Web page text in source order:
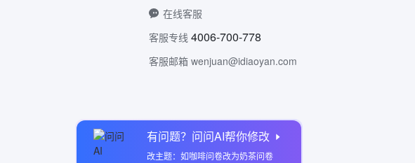
有问题？问问AI帮你修改
改主题：如咖啡问卷改为奶茶问卷
在线客服
客服专线 4006-700-778
客服邮箱 wenjuan@idiaoyan.com
问卷网公众号